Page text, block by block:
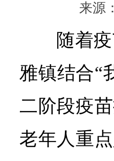
来源
随着
雅镇结合“
二阶段疫
老年人重